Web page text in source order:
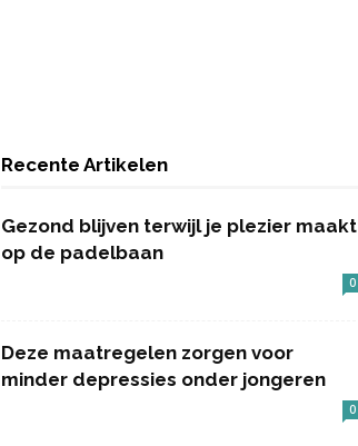
Recente Artikelen
Gezond blijven terwijl je plezier maakt
op de padelbaan
0
Deze maatregelen zorgen voor
minder depressies onder jongeren
0